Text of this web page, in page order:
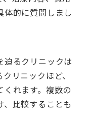
的に質問しまし
迫るクリニックは
リニックほど、
れます。複数の
比較することも